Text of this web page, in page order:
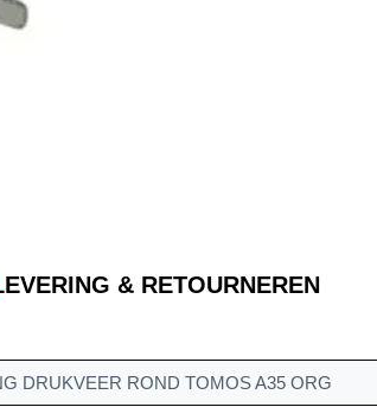
& RETOURNEREN
DRUKVEER ROND TOMOS A35 ORG